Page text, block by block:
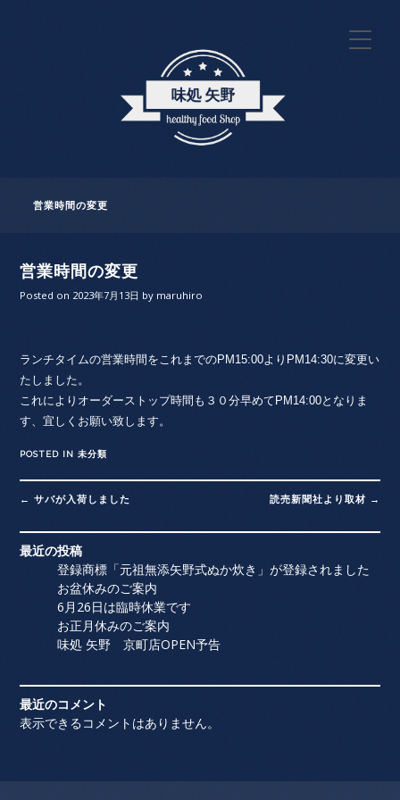
営業時間の変更
営業時間の変更
Posted on 2023年7月13日 by maruhiro
ランチタイムの営業時間をこれまでのPM15:00よりPM14:30に変更い
たしました。
これによりオーダーストップ時間も３０分早めてPM14:00となりま
す、宜しくお願い致します。
POSTED IN未分類
navigation
← サバが入荷しました 読売新聞社より取材 →
最近の投稿
登録商標「元祖無添矢野式ぬか炊き」が登録されました
お盆休みのご案内
6月26日は臨時休業です
お正月休みのご案内
味処 矢野 京町店OPEN予告
最近のコメント
表示できるコメントはありません。